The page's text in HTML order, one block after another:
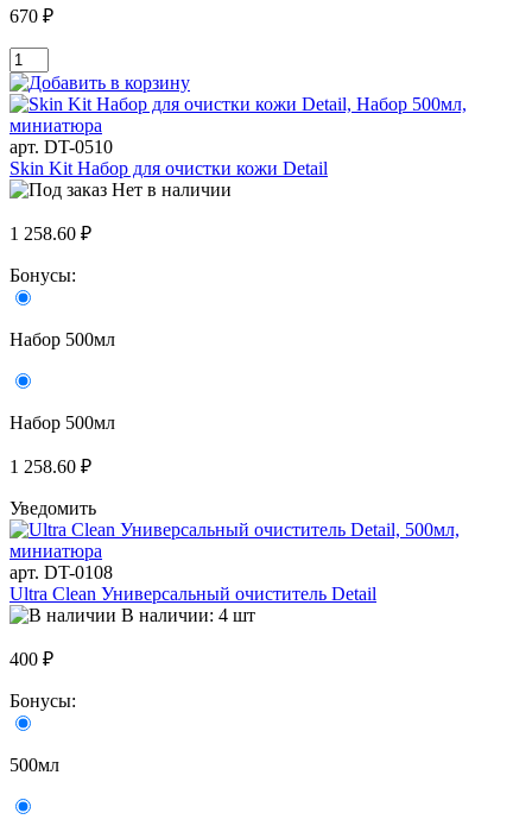
670 ₽
арт. DT-0510
Skin Kit Набор для очистки кожи Detail
Нет в наличии
1 258.60 ₽
Бонусы:
Набор 500мл
Набор 500мл
1 258.60 ₽
Уведомить
арт. DT-0108
Ultra Clean Универсальный очиститель Detail
В наличии: 4 шт
400 ₽
Бонусы:
500мл